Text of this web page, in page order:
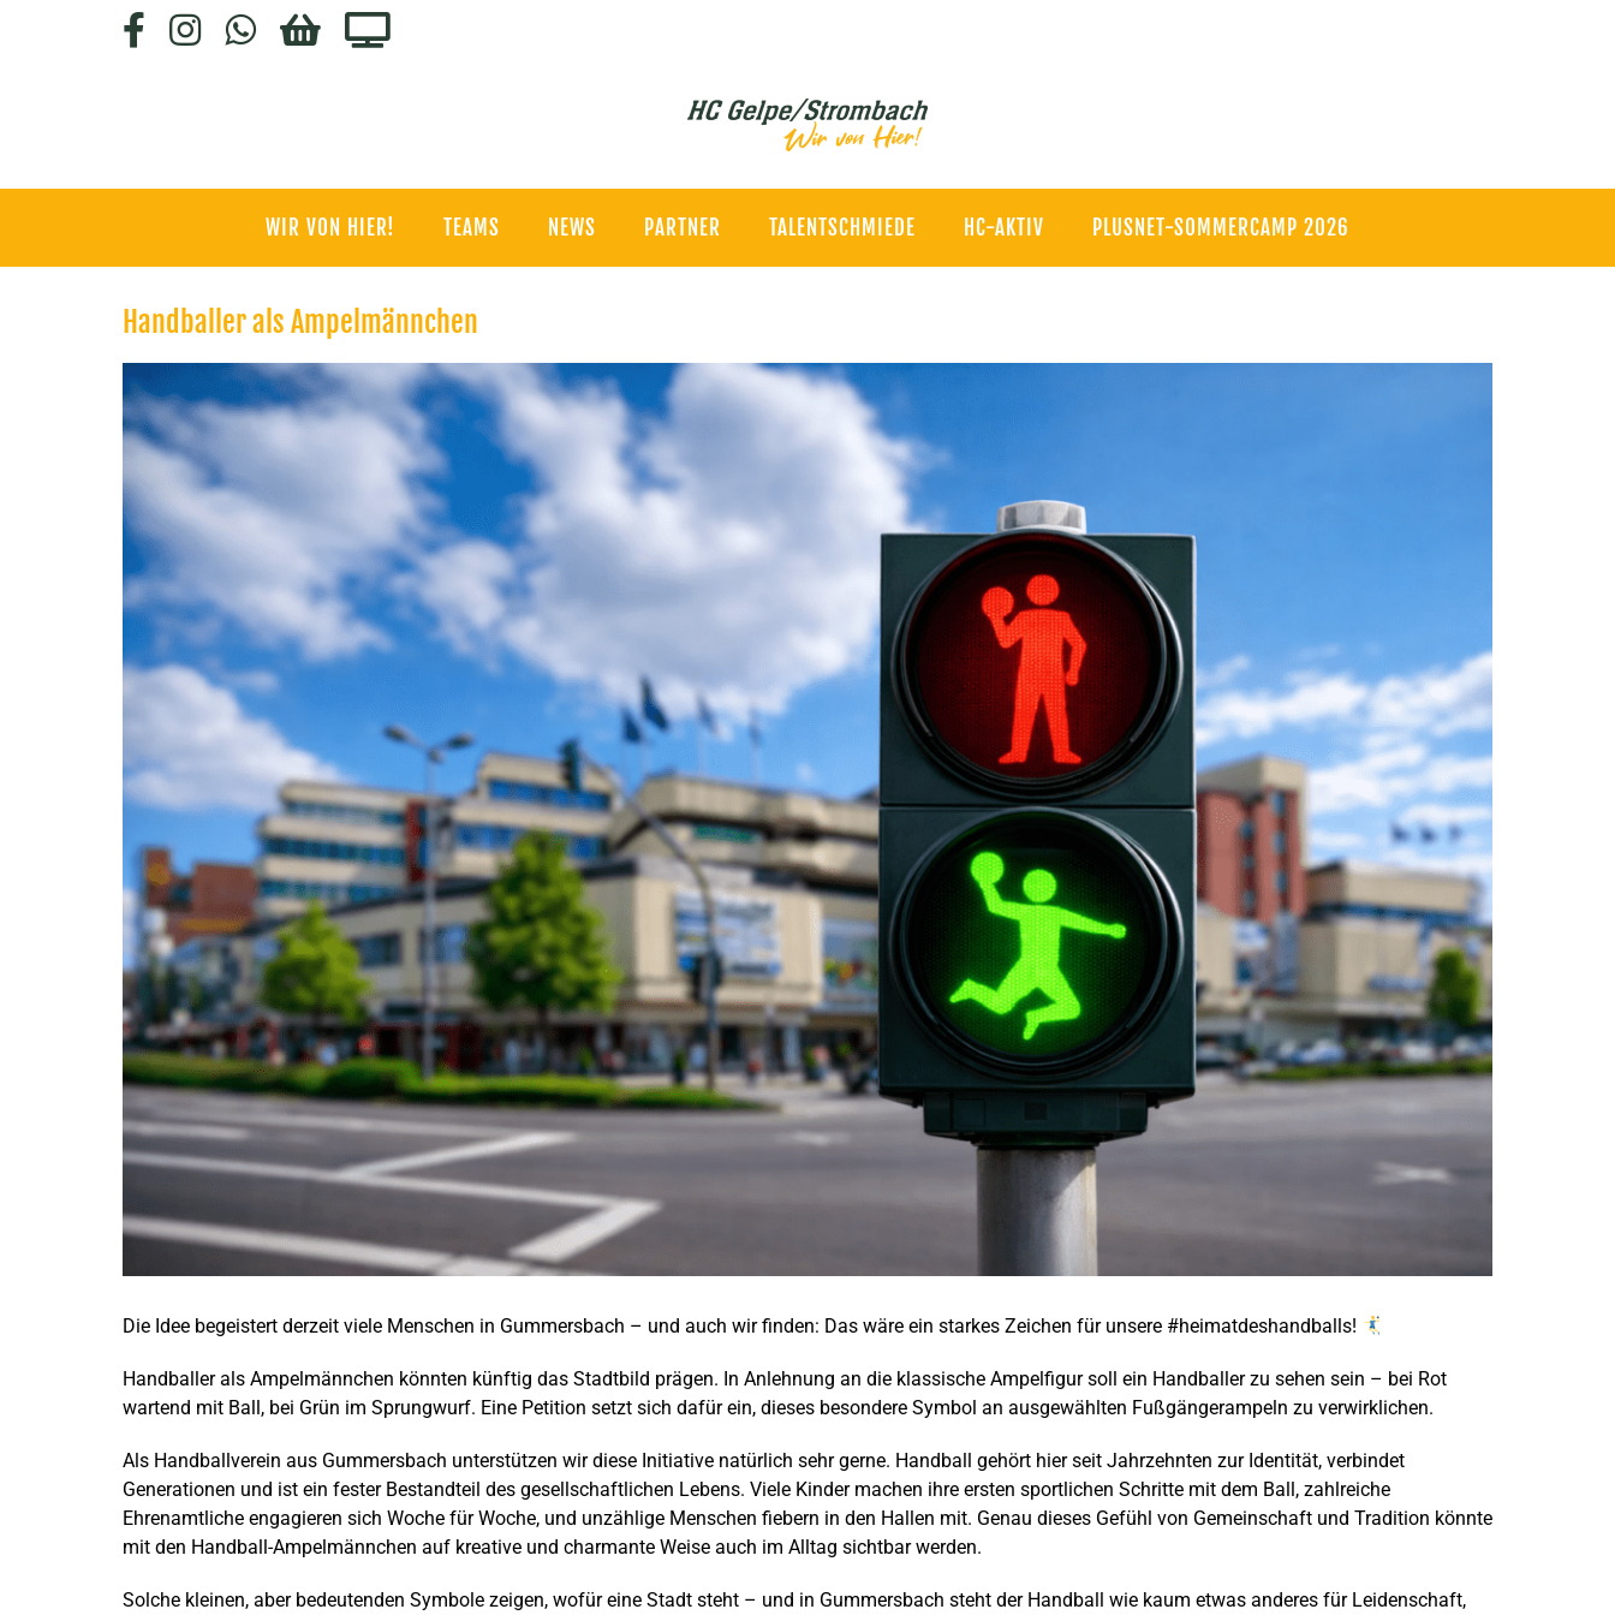
Facebook
Instagram
WhatsApp
HC-Staige.tv
WIR VON HIER! TEAMS NEWS PARTNER TALENTSCHMIEDE HC-AKTIV PLUSNET-SOMMERCAMP 2026
Handballer als Ampelmännchen
Zeige
grösseres
Bild
Die Idee begeistert derzeit viele Menschen in Gummersbach – und auch wir finden: Das wäre ein starkes Zeichen für unsere #heimatdeshandballs!
Handballer als Ampelmännchen könnten künftig das Stadtbild prägen. In Anlehnung an die klassische Ampelfigur soll ein Handballer zu sehen sein – bei Rot
wartend mit Ball, bei Grün im Sprungwurf. Eine Petition setzt sich dafür ein, dieses besondere Symbol an ausgewählten Fußgängerampeln zu verwirklichen.
Als Handballverein aus Gummersbach unterstützen wir diese Initiative natürlich sehr gerne. Handball gehört hier seit Jahrzehnten zur Identität, verbindet
Generationen und ist ein fester Bestandteil des gesellschaftlichen Lebens. Viele Kinder machen ihre ersten sportlichen Schritte mit dem Ball, zahlreiche
Ehrenamtliche engagieren sich Woche für Woche, und unzählige Menschen fiebern in den Hallen mit. Genau dieses Gefühl von Gemeinschaft und Tradition könnte
mit den Handball-Ampelmännchen auf kreative und charmante Weise auch im Alltag sichtbar werden.
Solche kleinen, aber bedeutenden Symbole zeigen, wofür eine Stadt steht – und in Gummersbach steht der Handball wie kaum etwas anderes für Leidenschaft,